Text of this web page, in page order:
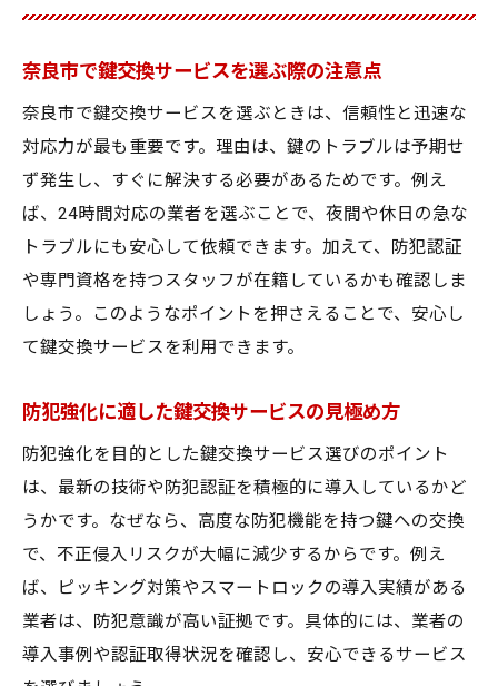
奈良市の玄関鍵交換で得られる安心感
鍵交換サービス活用で玄関の安全性向上
鍵交換サービスがもたらす奈良市の安全生活
鍵交換サービス導入で実現する安心な生活
奈良市の安全を守る鍵交換サービスの役割
鍵交換サービスで暮らしの防犯力を底上げ
奈良市で広がる鍵交換サービス利用のメリ
奈良市で鍵交換サービスが選ばれる理由
奈良市で鍵交換サービスを選ぶ際の注意点
奈良市で鍵交換サービスを選ぶときは、信頼性と迅速な
対応力が最も重要です。理由は、鍵のトラブルは予期せ
ず発生し、すぐに解決する必要があるためです。例え
ば、24時間対応の業者を選ぶことで、夜間や休日の急な
トラブルにも安心して依頼できます。加えて、防犯認証
や専門資格を持つスタッフが在籍しているかも確認しま
しょう。このようなポイントを押さえることで、安心し
て鍵交換サービスを利用できます。
防犯強化に適した鍵交換サービスの見極め方
防犯強化を目的とした鍵交換サービス選びのポイント
は、最新の技術や防犯認証を積極的に導入しているかど
うかです。なぜなら、高度な防犯機能を持つ鍵への交換
で、不正侵入リスクが大幅に減少するからです。例え
ば、ピッキング対策やスマートロックの導入実績がある
業者は、防犯意識が高い証拠です。具体的には、業者の
導入事例や認証取得状況を確認し、安心できるサービス